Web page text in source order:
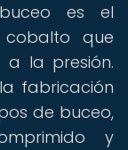
es el
que
a la presión.
fabricación
de buceo,
y